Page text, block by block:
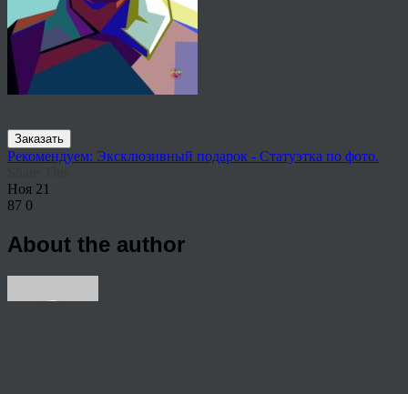
Заказать
Рекомендуем: Эксклюзивный подарок - Статуэтка по фото.
Ноя 21
87 0
About the author